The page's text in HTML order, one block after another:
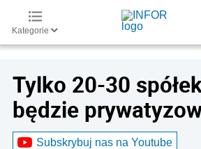
Kategorie
Tylko 20-30
będzie
Subskrybuj nas na Youtube